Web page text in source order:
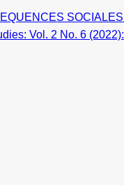
Vol. 2 No. 6